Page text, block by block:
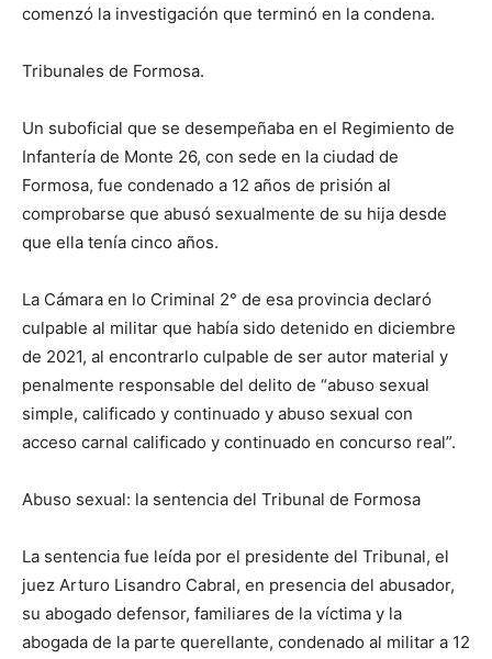
comenzó la investigación que terminó en la condena.
Tribunales de Formosa.
Un suboficial que se desempeñaba en el Regimiento de
Infantería de Monte 26, con sede en la ciudad de
Formosa, fue condenado a 12 años de prisión al
comprobarse que abusó sexualmente de su hija desde
que ella tenía cinco años.
La Cámara en lo Criminal 2° de esa provincia declaró
culpable al militar que había sido detenido en diciembre
de 2021, al encontrarlo culpable de ser autor material y
penalmente responsable del delito de “abuso sexual
simple, calificado y continuado y abuso sexual con
acceso carnal calificado y continuado en concurso real”.
Abuso sexual: la sentencia del Tribunal de Formosa
La sentencia fue leída por el presidente del Tribunal, el
juez Arturo Lisandro Cabral, en presencia del abusador,
su abogado defensor, familiares de la víctima y la
abogada de la parte querellante, condenado al militar a 12